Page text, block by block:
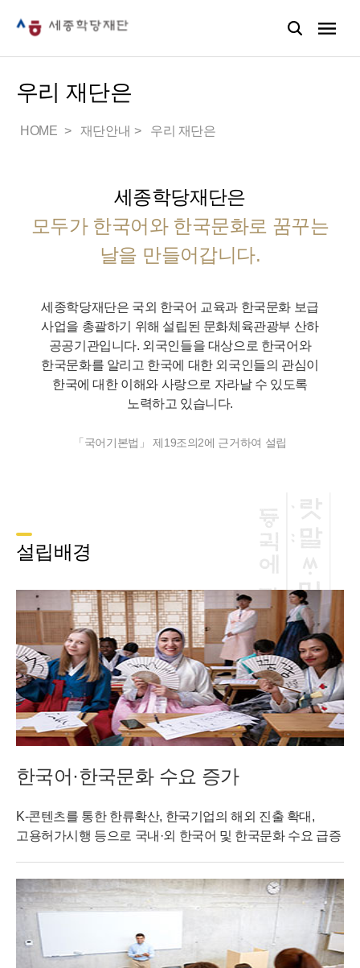
우리 재단은
HOME 재단안내 우리 재단은
세종학당재단은
모두가 한국어와 한국문화로 꿈꾸는
날을 만들어갑니다.
세종학당재단은 국외 한국어 교육과 한국문화 보급
사업을 총괄하기 위해 설립된 문화체육관광부 산하
공공기관입니다. 외국인들을 대상으로 한국어와
한국문화를 알리고 한국에 대한 외국인들의 관심이
한국에 대한 이해와 사랑으로 자라날 수 있도록
노력하고 있습니다.
「국어기본법」 제19조의2에 근거하여 설립
설립배경
한국어·한국문화 수요 증가
K-콘텐츠를 통한 한류확산, 한국기업의 해외 진출 확대,
고용허가시행 등으로 국내·외 한국어 및 한국문화 수요 급증